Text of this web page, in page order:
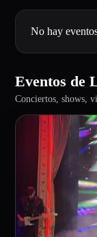
No hay
Eventos de
Conciertos, shows,